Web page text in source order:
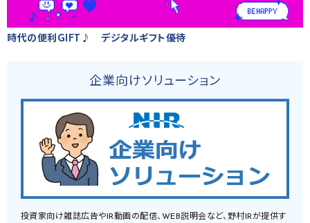
時代の便利GIFT♪ デジタルギフト優待
企業向けソリューション
投資家向け雑誌広告やIR動画の配信、WEB説明会など、野村IRが提供す